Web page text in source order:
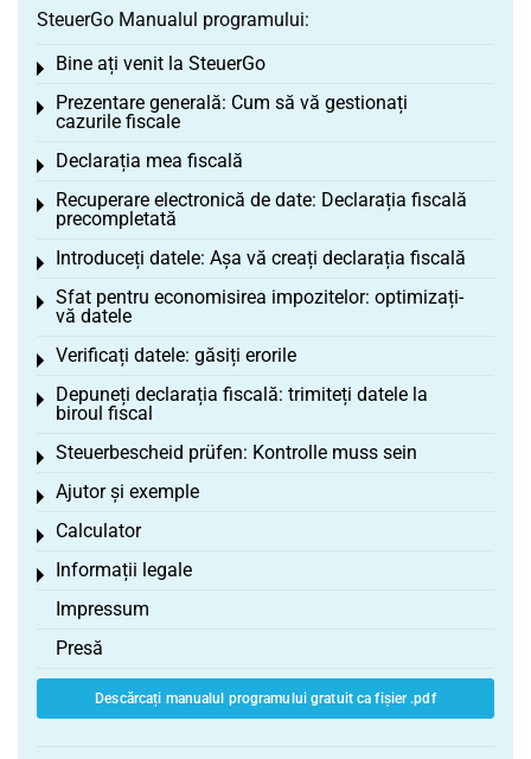
SteuerGo Manualul programului:
Bine ați venit la SteuerGo
Toggle menu
Prezentare generală: Cum să vă gestionați
cazurile fiscale
Toggle menu
Declarația mea fiscală
Toggle menu
Recuperare electronică de date: Declarația fiscală
precompletată
Toggle menu
Introduceți datele: Așa vă creați declarația fiscală
Toggle menu
Sfat pentru economisirea impozitelor: optimizați-
vă datele
Toggle menu
Verificați datele: găsiți erorile
Toggle menu
Depuneți declarația fiscală: trimiteți datele la
biroul fiscal
Toggle menu
Steuerbescheid prüfen: Kontrolle muss sein
Toggle menu
Ajutor și exemple
Toggle menu
Calculator
Toggle menu
Informații legale
Toggle menu
Impressum
Presă
Descărcați manualul programului gratuit ca fișier .pdf